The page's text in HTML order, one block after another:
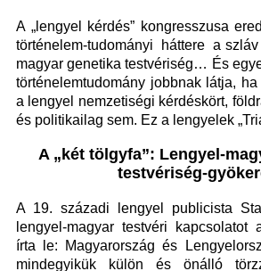
A „lengyel kérdés” kongresszusa
történelem-tudományi háttere a
magyar genetika testvériség… És
történelemtudomány jobbnak látja,
a lengyel nemzetiségi kérdéskört,
és politikailag sem. Ez a lengyelek
A „két tölgyfa”: Lengyel-
testvériség-
A 19. századi lengyel publicista
lengyel-magyar testvéri kapcsolatot
írta le: Magyarország és
mindegyikük külön és önálló